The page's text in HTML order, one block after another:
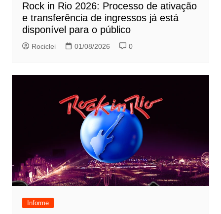
Rock in Rio 2026: Processo de ativação
e transferência de ingressos já está
disponível para o público
Rociclei 01/08/2026 0
Informe